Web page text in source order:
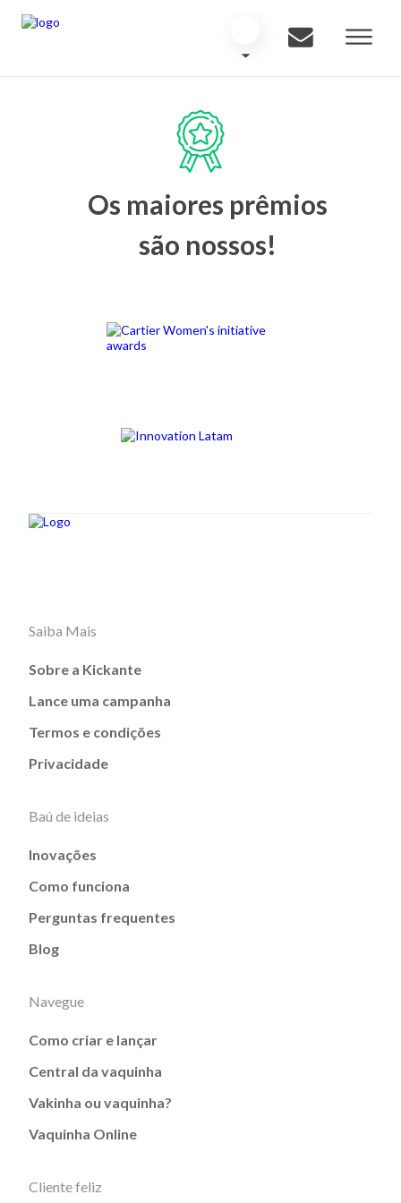
Os maiores prêmios
são nossos!
Saiba Mais
Sobre a Kickante
Lance uma campanha
Termos e condições
Privacidade
Baú de ideias
Inovações
Como funciona
Perguntas frequentes
Blog
Navegue
Como criar e lançar
Central da vaquinha
Vakinha ou vaquinha?
Vaquinha Online
Cliente feliz